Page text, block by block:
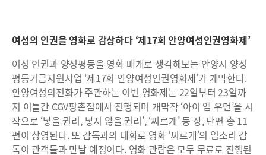
여성의 인권을 영화로 감상하다 ‘제17회 안양여성인권영화제’
여성 인권과 양성평등을 영화 매개로 생각해보는 안양시 양성
평등기금지원사업 ‘제17회 안양여성인권영화제’가 개막한다.
안양여성의전화가 주관하는 이번 영화제는 22일부터 23일까
지 이틀간 CGV평촌점에서 진행되며 개막작 ‘아이 엠 우먼’을 시
작으로 ‘낳을 권리, 낳지 않을 권리’, ‘찌르개’ 등 장, 단편 총 11
편이 상영된다. 또 감독과의 대화로 영화 ‘찌르개’의 임소라 감
독이 관객들과 만날 예정이다. 영화 관람은 모두 무료로 진행된